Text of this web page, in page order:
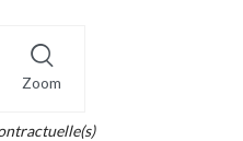
Zoom